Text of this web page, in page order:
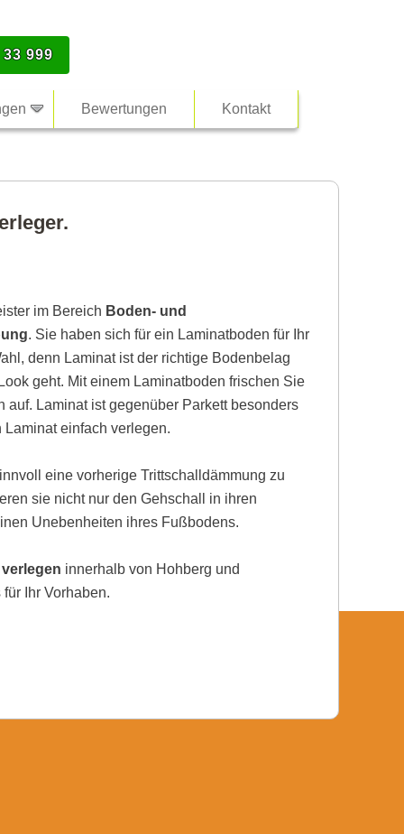
999
Bewertungen Kontakt
im Bereich Boden- und
. Sie haben sich für ein Laminatboden für Ihr
denn Laminat ist der richtige Bodenbelag
geht. Mit einem Laminatboden frischen Sie
Laminat ist gegenüber Parkett besonders
einfach verlegen.
eine vorherige Trittschalldämmung zu
sie nicht nur den Gehschall in ihren
Unebenheiten ihres Fußbodens.
innerhalb von Hohberg und
Ihr Vorhaben.